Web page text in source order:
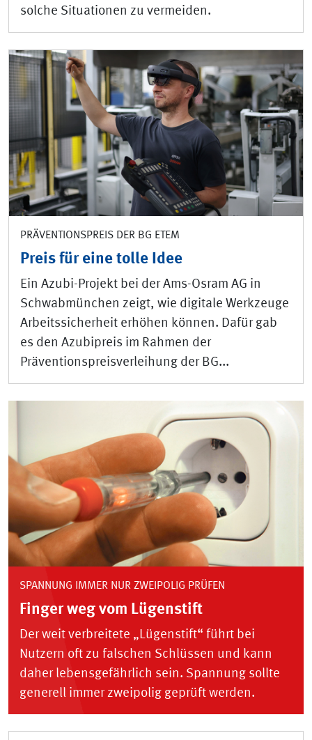
solche Situationen zu vermeiden.
PRÄVENTIONSPREIS DER BG ETEM
Preis für eine tolle Idee
Ein Azubi-Projekt bei der Ams-Osram AG in
Schwabmünchen zeigt, wie digitale Werkzeuge
Arbeitssicherheit erhöhen können. Dafür gab
es den Azubipreis im Rahmen der
Präventionspreisverleihung der BG...
SPANNUNG IMMER NUR ZWEIPOLIG PRÜFEN
Finger weg vom Lügenstift
Der weit verbreitete „Lügenstift“ führt bei
Nutzern oft zu falschen Schlüssen und kann
daher lebensgefährlich sein. Spannung sollte
generell immer zweipolig geprüft werden.